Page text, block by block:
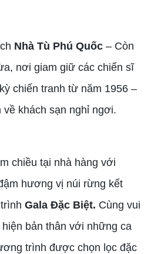
Nhà Tù Phú Quốc – Còn
nơi giam giữ các chiến sĩ
chiến tranh từ năm 1956 –
khách sạn nghỉ ngơi.
chiều tại nhà hàng với
hương vị núi rừng kết
Gala Đặc Biệt. Cùng vui
bản thân với những ca
trình được chọn lọc đặc